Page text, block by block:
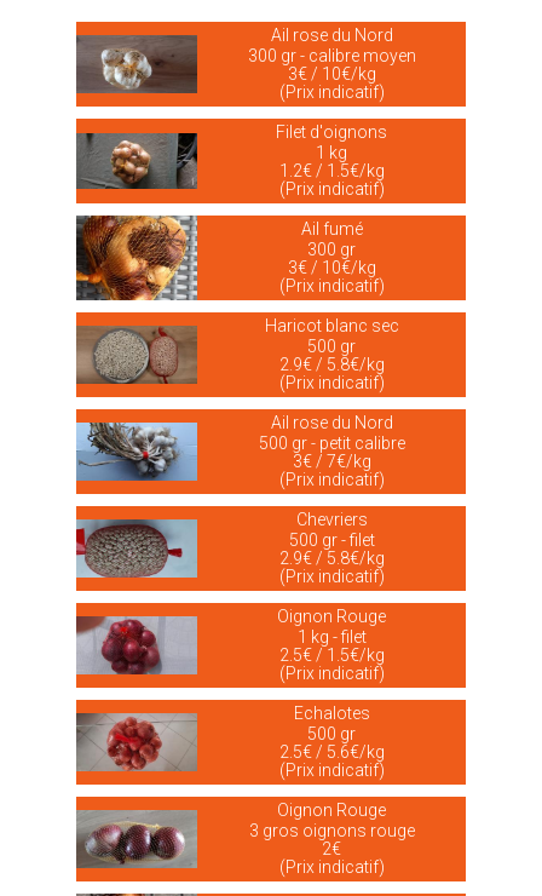
Ail rose du Nord
300 gr - calibre moyen
3€ / 10€/kg
(Prix indicatif)
Filet d'oignons
1 kg
1.2€ / 1.5€/kg
(Prix indicatif)
Ail fumé
300 gr
3€ / 10€/kg
(Prix indicatif)
Haricot blanc sec
500 gr
2.9€ / 5.8€/kg
(Prix indicatif)
Ail rose du Nord
500 gr - petit calibre
3€ / 7€/kg
(Prix indicatif)
Chevriers
500 gr - filet
2.9€ / 5.8€/kg
(Prix indicatif)
Oignon Rouge
1 kg - filet
2.5€ / 1.5€/kg
(Prix indicatif)
Echalotes
500 gr
2.5€ / 5.6€/kg
(Prix indicatif)
Oignon Rouge
3 gros oignons rouge
2€
(Prix indicatif)